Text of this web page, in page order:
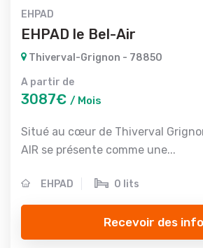
EHPAD
EHPAD le Bel-Air
Thiverval-Grignon - 78850
A partir de
3087€ / Mois
Situé au cœur de Thiverval
AIR se présente comme une...
EHPAD 0 lits
Recevoir des